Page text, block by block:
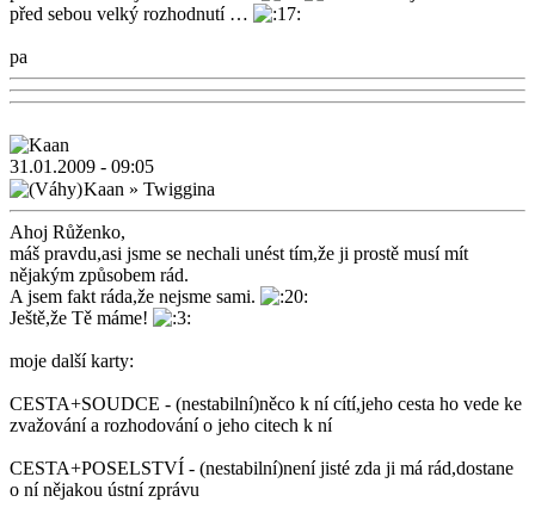
před sebou velký rozhodnutí …
pa
31.01.2009 - 09:05
Kaan » Twiggina
Ahoj Růženko,
máš pravdu,asi jsme se nechali unést tím,že ji prostě musí mít
nějakým způsobem rád.
A jsem fakt ráda,že nejsme sami.
Ještě,že Tě máme!
moje další karty:
CESTA+SOUDCE - (nestabilní)něco k ní cítí,jeho cesta ho vede ke
zvažování a rozhodování o jeho citech k ní
CESTA+POSELSTVÍ - (nestabilní)není jisté zda ji má rád,dostane
o ní nějakou ústní zprávu